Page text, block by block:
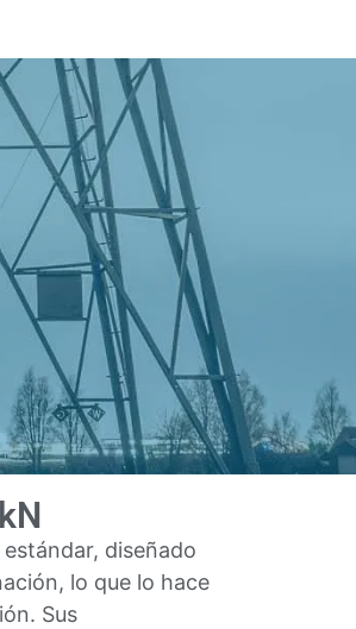
diseñado
lo que lo hace
Sus